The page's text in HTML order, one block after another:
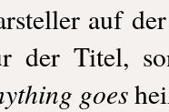
auf
der Titel,
goes